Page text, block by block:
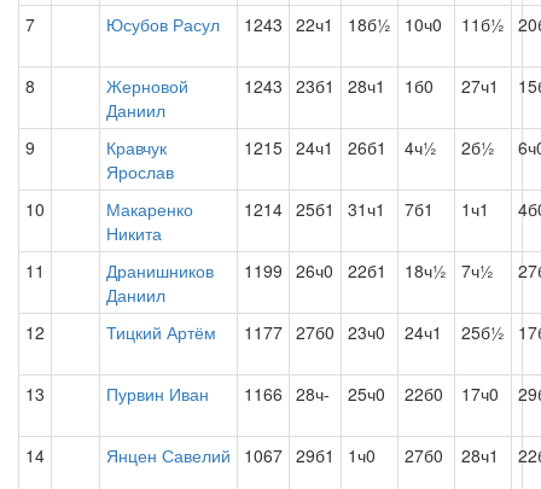
7 Юсубов Расул 1243 22ч1 18б½ 10ч0 11б½
8
Жерновой
Даниил
1243 23б1 28ч1 1б0 27ч1
9
Кравчук
Ярослав
1215 24ч1 26б1 4ч½ 2б½
10
Макаренко
Никита
1214 25б1 31ч1 7б1 1ч1
11
Дранишников
Даниил
1199 26ч0 22б1 18ч½ 7ч½
12 Тицкий Артём 1177 27б0 23ч0 24ч1 25б½
13 Пурвин Иван 1166 28ч- 25ч0 22б0 17ч0
14 Янцен Савелий 1067 29б1 1ч0 27б0 28ч1